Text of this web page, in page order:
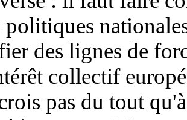
politiques
des lignes de
collectif
pas du tout